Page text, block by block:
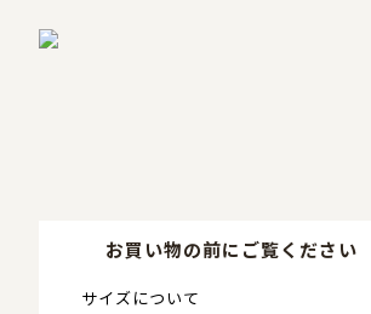
お買い物の前にご覧ください
サイズについて